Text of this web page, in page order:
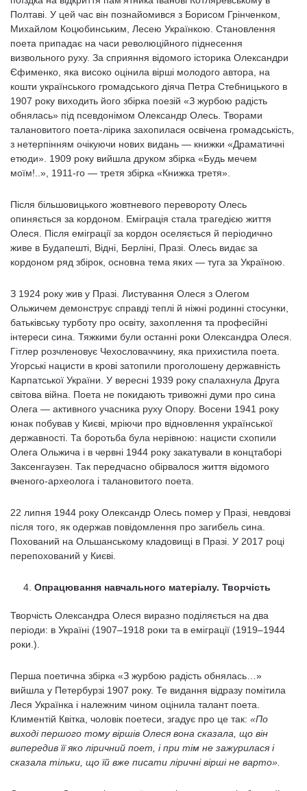
Полтаві. У цей час він познайомився з Борисом Грінченком,
Михайлом Коцюбинським, Лесею Українкою. Становлення
поета припадає на часи революційного піднесення
визвольного руху. За сприяння відомого історика Олександри
Єфименко, яка високо оцінила вірші молодого автора, на
кошти українського громадського діяча Петра Стебницького в
1907 року виходить його збірка поезій «З журбою радість
обнялась» під псевдонімом Олександр Олесь. Творами
талановитого поета-лірика захопилася освічена громадськість,
з нетерпінням очікуючи нових видань — книжки «Драматичні
етюди». 1909 року вийшла друком збірка «Будь мечем
моїм!..», 1911-го — третя збірка «Книжка третя».
Після більшовицького жовтневого перевороту Олесь
опиняється за кордоном. Еміграція стала трагедією життя
Олеся. Після еміграції за кордон оселяється й періодично
живе в Будапешті, Відні, Берліні, Празі. Олесь видає за
кордоном ряд збірок, основна тема яких — туга за Україною.
З 1924 року жив у Празі. Листування Олеся з Олегом
Ольжичем демонструє справді теплі й ніжні родинні стосунки,
батьківську турботу про освіту, захоплення та професійні
інтереси сина. Тяжкими були останні роки Олександра Олеся.
Гітлер розчленовує Чехословаччину, яка прихистила поета.
Угорські нацисти в крові затопили проголошену державність
Карпатської України. У вересні 1939 року спалахнула Друга
світова війна. Поета не покидають тривожні думи про сина
Олега — активного учасника руху Опору. Восени 1941 року
юнак побував у Києві, мріючи про відновлення української
державності. Та боротьба була нерівною: нацисти схопили
Олега Ольжича і в червні 1944 року закатували в концтаборі
Заксенгаузен. Так передчасно обірвалося життя відомого
вченого-археолога і талановитого поета.
22 липня 1944 року Олександр Олесь помер у Празі, невдовзі
після того, як одержав повідомлення про загибель сина.
Похований на Ольшанському кладовищі в Празі. У 2017 році
перепохований у Києві.
Опрацювання навчального матеріалу. Творчість
Творчість Олександра Олеся виразно поділяється на два
періоди: в Україні (1907–1918 роки та в еміграції (1919–1944
роки.).
Перша поетична збірка «З журбою радість обнялась…»
вийшла у Петербурзі 1907 року. Те видання відразу помітила
Леся Українка і належним чином оцінила талант поета.
Климентій Квітка, чоловік поетеси, згадує про це так: «По
виході першого тому віршів Олеся вона сказала, що він
випередив її яко ліричний поет, і при тім не зажурилася і
сказала тільки, що їй вже писати ліричні вірші не варто».